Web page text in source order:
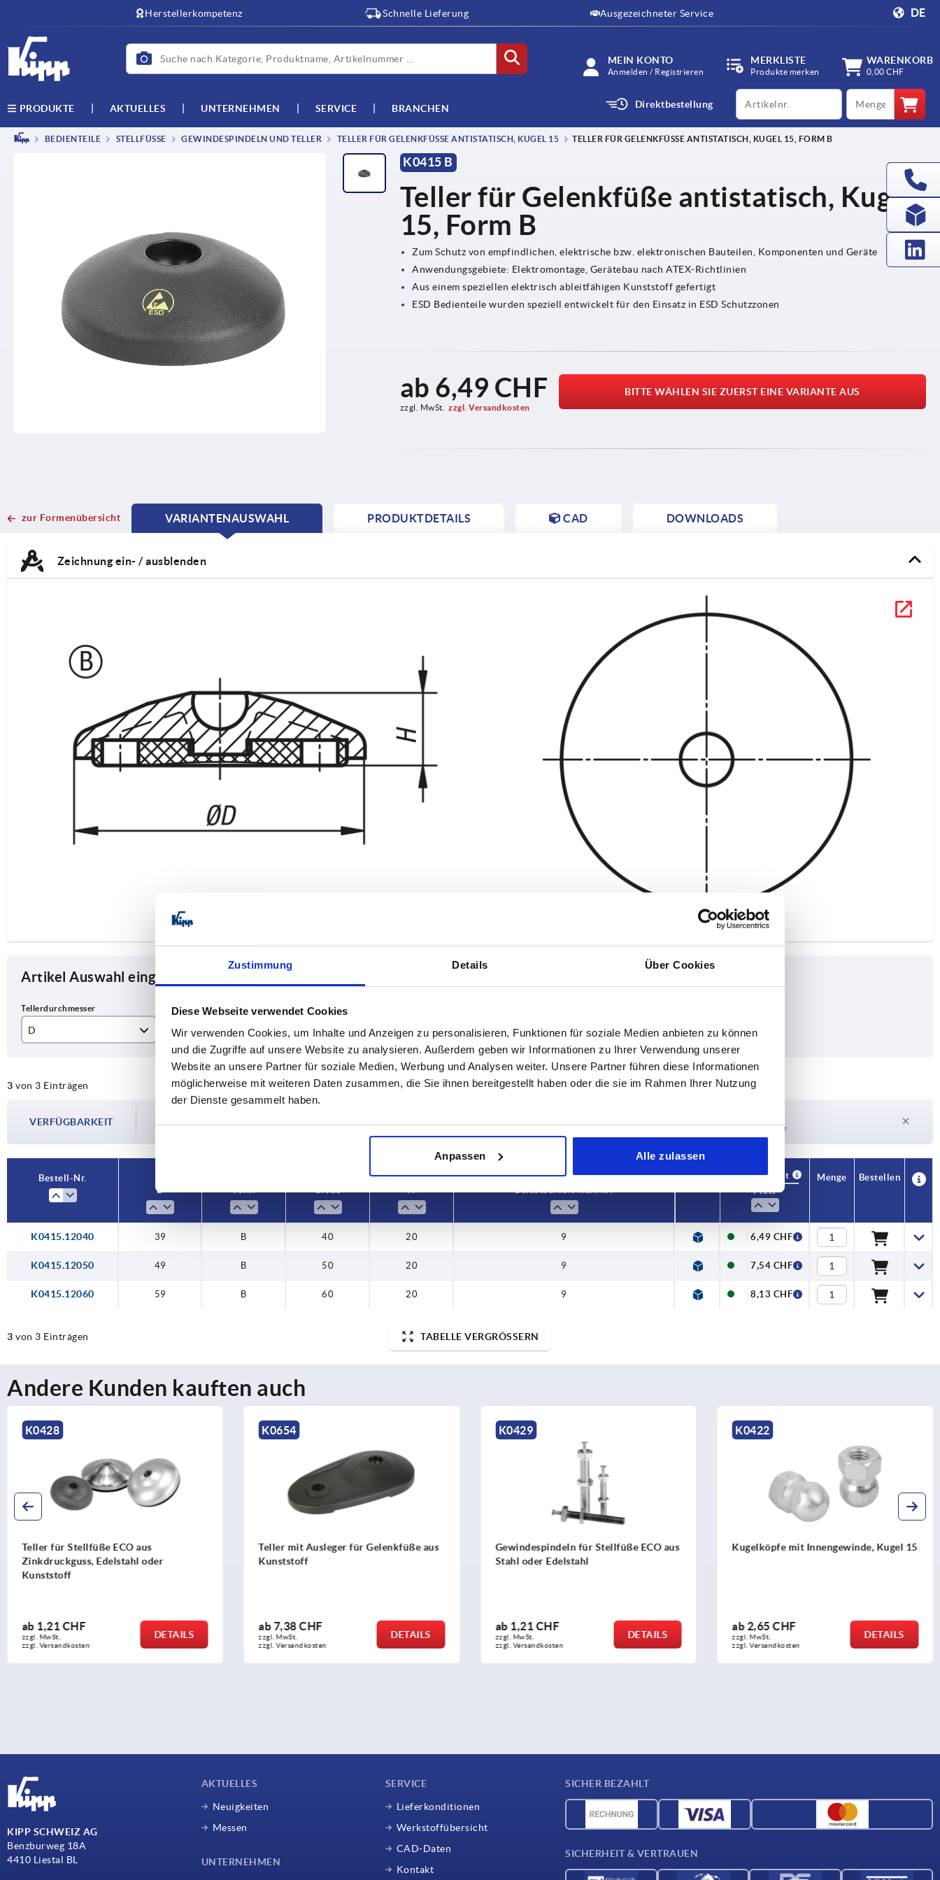
Zustimmung Details Über Cookies
Diese Webseite verwendet Cookies
Wir verwenden Cookies, um Inhalte und Anzeigen zu personalisieren, Funktionen für soziale Medien anbieten zu können
und die Zugriffe auf unsere Website zu analysieren. Außerdem geben wir Informationen zu Ihrer Verwendung unserer
Website an unsere Partner für soziale Medien, Werbung und Analysen weiter. Unsere Partner führen diese Informationen
möglicherweise mit weiteren Daten zusammen, die Sie ihnen bereitgestellt haben oder die sie im Rahmen Ihrer Nutzung
der Dienste gesammelt haben.
Anpassen Alle zulassen
Herstellerkompetenz Schnelle Lieferung Ausgezeichneter Service DE
MEIN KONTO
Anmelden / Registrieren
MERKLISTE
Produkte merken
WARENKORB
0,00 CHF
PRODUKTE AKTUELLES UNTERNEHMEN SERVICE BRANCHEN Direktbestellung
productCode qty
BEDIENTEILE STELLFÜSSE GEWINDESPINDELN UND TELLER TELLER FÜR GELENKFÜSSE ANTISTATISCH, KUGEL 15 TELLER FÜR GELENKFÜSSE ANTISTATISCH, KUGEL 15, FORM B
K0415 B
Teller für Gelenkfüße antistatisch, Kugel
15, Form B
Zum Schutz von empfindlichen, elektrische bzw. elektronischen Bauteilen, Komponenten und Geräte
Anwendungsgebiete: Elektromontage, Gerätebau nach ATEX-Richtlinien
Aus einem speziellen elektrisch ableitfähigen Kunststoff gefertigt
ESD Bedienteile wurden speziell entwickelt für den Einsatz in ESD Schutzzonen
ab 6,49 CHF
zzgl. MwSt. zzgl. Versandkosten
BITTE WÄHLEN SIE ZUERST EINE VARIANTE AUS
zur Formenübersicht
VARIANTENAUSWAHL
CURRENT
CURRENT
PRODUKTDETAILS CAD DOWNLOADS
Zeichnung ein- / ausblenden
Artikel Auswahl eingrenzen
D
49
Form Größe
50
H Belastbarkeit max. kN
3 von 3 Einträgen TABELLE VERGRÖSSERN
VERFÜGBARKEIT
Die Verfügbarkeiten werden in regelmäßigen Abständen mehrmals täglich aktualisiert.
4-20 Tage
Derzeit nicht auf Lager
Bestell-Nr.
D
Form Größe H Belastbarkeit max. kN
CAD
Verfügbarkeit
Preis
Menge Bestellen
K0415.12040 39 B 40 20 9 6,49 CHF
K0415.12050 49 B 50 20 9 7,54 CHF
K0415.12060 59 B 60 20 9 8,13 CHF
3 von 3 Einträgen TABELLE VERGRÖSSERN
Andere Kunden kauften auch
K0654
Teller mit Ausleger für Gelenkfüße aus
Kunststoff
ab7,38 CHF
zzgl. MwSt.
zzgl. Versandkosten
DETAILS
K0429
Gewindespindeln für Stellfüße ECO aus
Stahl oder Edelstahl
ab1,21 CHF
zzgl. MwSt.
zzgl. Versandkosten
DETAILS
K0422
Kugelköpfe mit Innengewinde, Kugel 15
ab2,65 CHF
zzgl. MwSt.
zzgl. Versandkosten
DETAILS
K0418
Teller für Gelenkfüße aus Edelstahl,
ab12,35 CHF
zzgl. MwSt.
zzgl. Versandkosten
DETAILS
KIPP SCHWEIZ AG
Benzburweg 18A
4410 Liestal BL
AKTUELLES
Neuigkeiten
Messen
UNTERNEHMEN
SERVICE
Lieferkonditionen
Werkstoffübersicht
CAD-Daten
Kontakt
SICHER BEZAHLT
SICHERHEIT & VERTRAUEN